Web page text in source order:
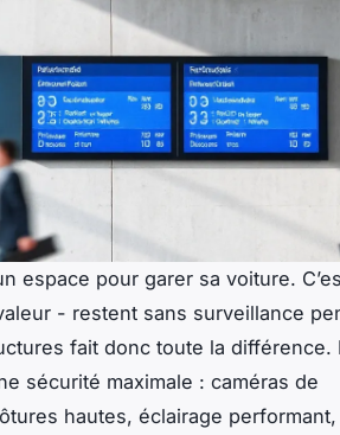
espace pour garer sa voiture.
- restent sans surveillance
fait donc toute la différence.
sécurité maximale : caméras de
hautes, éclairage